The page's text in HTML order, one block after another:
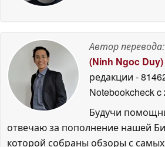
Автор перевода:
(Ninh Ngoc Duy)
редакции -
Notebookcheckc
Будучи
отвечаю за пополнение нашей
которой собраны обзоры с